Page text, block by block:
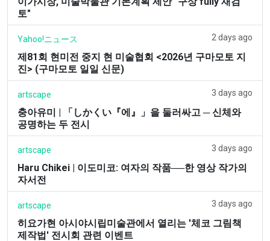
토"
Yahoo!ニュース 2 days ago
제81회 현미전 중지 현 미술협회 <2026년 구마모토 지
진> (구마모토 일일 신문)
artscape 3 days ago
충아유미 | 「しかくい『에』」을 둘러싸고 ─ 신체와
공명하는 두 전시
artscape 3 days ago
Haru Chikei | 이도미코: 여자의 작품──한 영상 작가의
자서전
artscape 3 days ago
히요가현 아시야시립미술관에서 열리는 '체코 그림책
제작법' 전시회 관련 이벤트